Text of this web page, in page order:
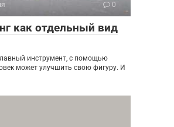
0
как отдельный вид
инструмент, с помощью
может улучшить свою фигуру. И